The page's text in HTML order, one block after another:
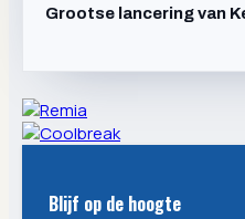
Grootse lancering van
Blijf op de hoogte